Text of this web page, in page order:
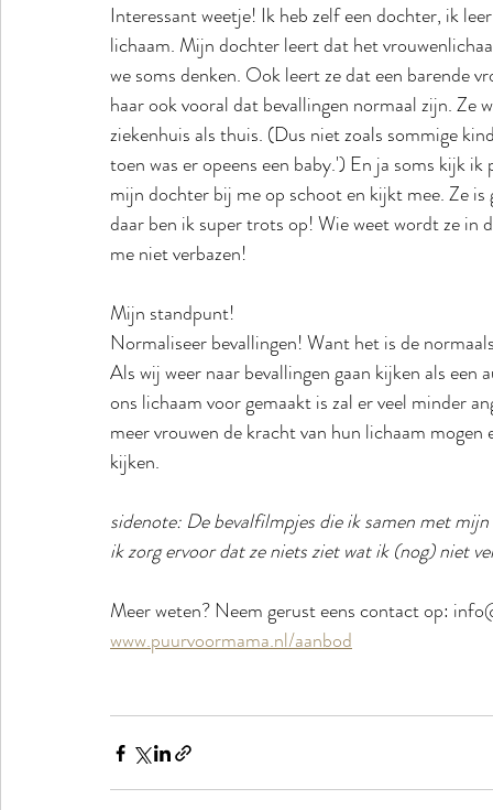
Interessant weetje! Ik heb zelf een dochter, ik
lichaam. Mijn dochter leert dat het
we soms denken. Ook leert ze dat een barende
haar ook vooral dat bevallingen normaal zijn. Ze
ziekenhuis als thuis. (Dus niet zoals sommige
toen was er opeens een baby.') En ja soms kijk
mijn dochter bij me op schoot en kijkt mee. Ze
daar ben ik super trots op! Wie weet wordt ze
me niet verbazen!
Mijn standpunt!
Normaliseer bevallingen! Want het is de
Als wij weer naar bevallingen gaan kijken als
ons lichaam voor gemaakt is zal er veel minder
meer vrouwen de kracht van hun lichaam
kijken.
sidenote: De bevalfilmpjes die ik samen met
ik zorg ervoor dat ze niets ziet wat ik (nog) niet
Meer weten? Neem gerust eens contact op:
www.puurvoormama.nl/aanbod